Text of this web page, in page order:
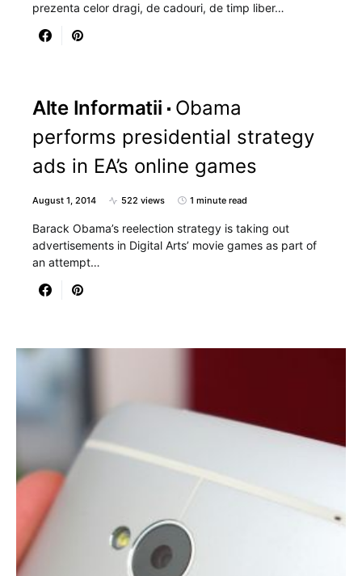
prezenta celor dragi, de cadouri, de timp liber…
Alte Informatii
Obama
performs presidential strategy
ads in EA’s online games
August 1, 2014 522 views 1 minute read
Barack Obama’s reelection strategy is taking out
advertisements in Digital Arts’ movie games as part of
an attempt…